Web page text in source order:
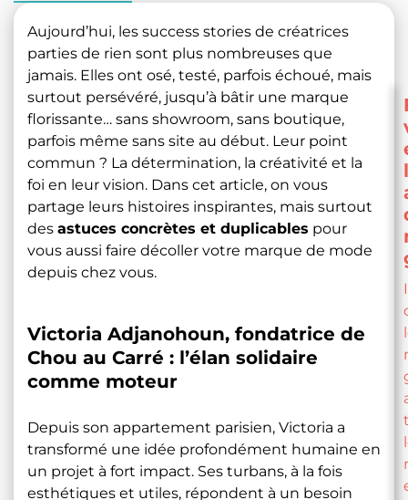
Aujourd’hui, les success stories de créatrices
parties de rien sont plus nombreuses que
jamais. Elles ont osé, testé, parfois échoué, mais
surtout persévéré, jusqu’à bâtir une marque
florissante… sans showroom, sans boutique,
parfois même sans site au début. Leur point
commun ? La détermination, la créativité et la
foi en leur vision. Dans cet article, on vous
partage leurs histoires inspirantes, mais surtout
des astuces concrètes et duplicables pour
vous aussi faire décoller votre marque de mode
depuis chez vous.
Victoria Adjanohoun, fondatrice de
Chou au Carré : l’élan solidaire
comme moteur
Depuis son appartement parisien, Victoria a
transformé une idée profondément humaine en
un projet à fort impact. Ses turbans, à la fois
esthétiques et utiles, répondent à un besoin